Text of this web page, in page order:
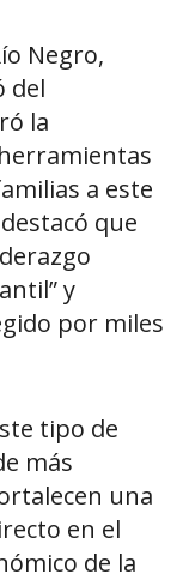
Negro,
del
la
a este
que
y
por miles
tipo de
más
una
en el
de la